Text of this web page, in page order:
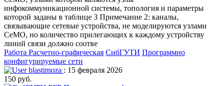
инфокоммуникационной системы, топология и параметры
которой заданы в таблице 3 Примечание 2: каналы,
связывающие сетевые устройства, не моделируются узлами
СеМО, но количество прилегающих к каждому устройству
линий связи должно соотве
Работа Расчетно-графическая СибГУТИ Программно
конфигурируемые сети
blastimoza : 15 февраля 2026
150 руб.